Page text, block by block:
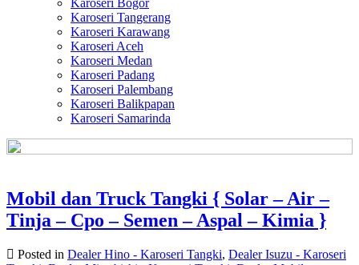
Karoseri Bogor
Karoseri Tangerang
Karoseri Karawang
Karoseri Aceh
Karoseri Medan
Karoseri Padang
Karoseri Palembang
Karoseri Balikpapan
Karoseri Samarinda
Mobil dan Truck Tangki { Solar – Air –
Tinja – Cpo – Semen – Aspal – Kimia }
Posted in Dealer Hino - Karoseri Tangki, Dealer Isuzu - Karoseri